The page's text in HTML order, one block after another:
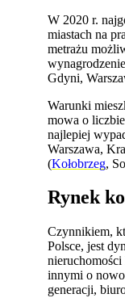
W 2020 r.
miastach na
metrażu
Gdyni,
Warunki
mowa o
najlepiej
Warszawa,
(Kołobrzeg,
Rynek
Czynnikiem,
Polsce, jest
innymi o
generacji,